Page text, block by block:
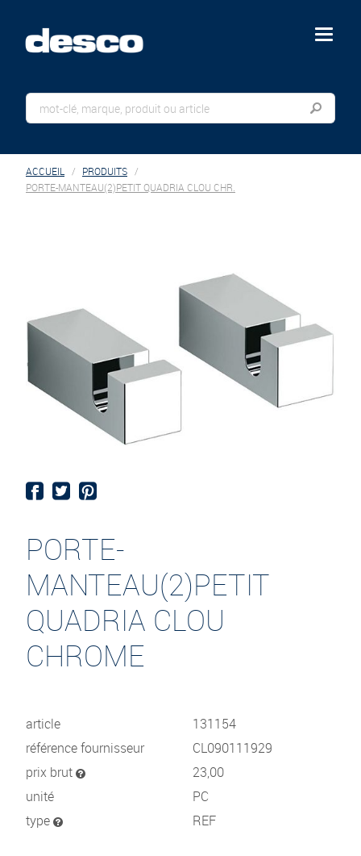
menu
ACCUEIL
PRODUITS
PORTE-MANTEAU(2)PETIT QUADRIA CLOU CHR.
PORTE-
MANTEAU(2)PETIT
QUADRIA CLOU
CHROME
article
131154
référence fournisseur
CL090111929
prix brut
23,00
unité
PC
type
REF